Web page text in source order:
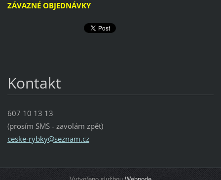
ZÁVAZNÉ OBJEDNÁVKY
Kontakt
607 10 13 13
(prosím SMS - zavolám zpět)
ceske-rybky@seznam.cz